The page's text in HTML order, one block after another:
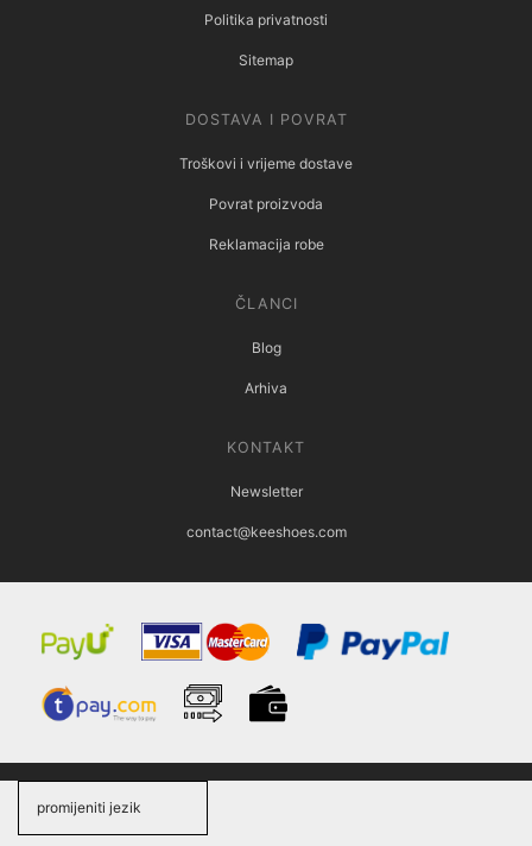
Politika privatnosti
Sitemap
DOSTAVA I POVRAT
Troškovi i vrijeme dostave
Povrat proizvoda
Reklamacija robe
ČLANCI
Blog
Arhiva
KONTAKT
Newsletter
contact@keeshoes.com
promijeniti jezik